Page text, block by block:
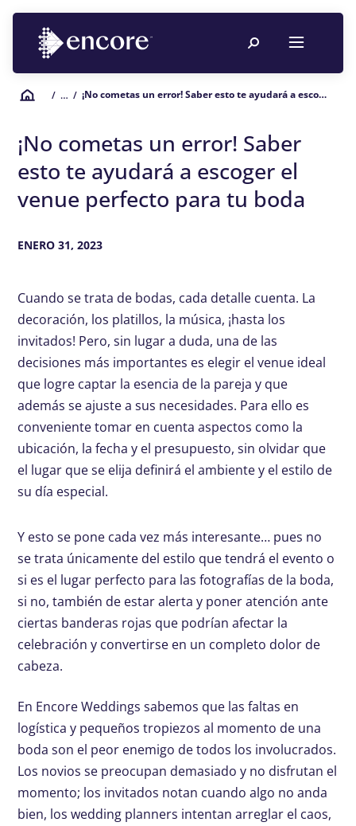
/ … / ¡No cometas un error! Saber esto te ayudará a escoger el venue perfecto para tu boda
¡No cometas un error! Saber
esto te ayudará a escoger el
venue perfecto para tu boda
ENERO 31, 2023
Cuando se trata de bodas, cada detalle cuenta. La
decoración, los platillos, la música, ¡hasta los
invitados! Pero, sin lugar a duda, una de las
decisiones más importantes es elegir el venue ideal
que logre captar la esencia de la pareja y que
además se ajuste a sus necesidades. Para ello es
conveniente tomar en cuenta aspectos como la
ubicación, la fecha y el presupuesto, sin olvidar que
el lugar que se elija definirá el ambiente y el estilo de
su día especial.
Y esto se pone cada vez más interesante… pues no
se trata únicamente del estilo que tendrá el evento o
si es el lugar perfecto para las fotografías de la boda,
si no, también de estar alerta y poner atención ante
ciertas banderas rojas que podrían afectar la
celebración y convertirse en un completo dolor de
cabeza.
En Encore Weddings sabemos que las faltas en
logística y pequeños tropiezos al momento de una
boda son el peor enemigo de todos los involucrados.
Los novios se preocupan demasiado y no disfrutan el
momento; los invitados notan cuando algo no anda
bien, los wedding planners intentan arreglar el caos,